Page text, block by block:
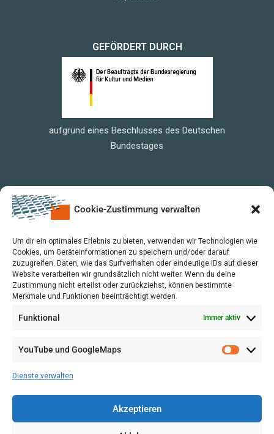
Cookie-Zustimmung verwalten
Um dir ein optimales Erlebnis zu bieten, verwenden wir Technologien wie
Cookies, um Geräteinformationen zu speichern und/oder darauf
zuzugreifen. Daten, wie das Surfverhalten oder eindeutige IDs auf dieser
Website verarbeiten wir grundsätzlich nicht weiter. Wenn du deine
Zustimmung nicht erteilst oder zurückziehst, können bestimmte
Merkmale und Funktionen beeinträchtigt werden.
Funktional Immer aktiv
YouTube und GoogleMaps
Dienste verwalten
Akzeptieren
GEFÖRDERT DURCH
aufgrund eines Beschlusses des Deutschen
Bundestages
VERWALTUNG